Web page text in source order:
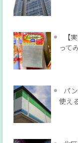
【
って
パ
使え